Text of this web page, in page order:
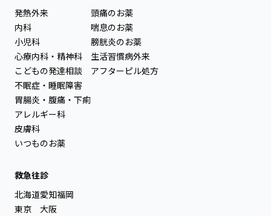
発熱外来
内科
小児科
心療内科・精神科
こどもの発達相談
不眠症・睡眠障害
胃腸炎・腹痛・下痢
アレルギー科
皮膚科
いつものお薬
頭痛のお薬
喘息のお薬
膀胱炎のお薬
生活習慣病外来
アフターピル処方
救急往診
北海道
東京
愛知
大阪
福岡